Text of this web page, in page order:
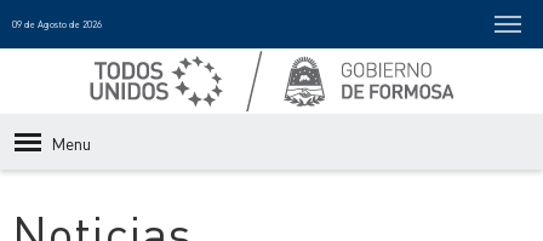
09 de Agosto de 2026
Menu